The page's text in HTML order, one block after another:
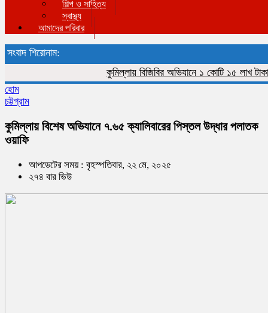
শিল্প ও সাহিত্য
স্বাস্থ্য
আমাদের পরিবার
সংবাদ শিরোনাম:
কুমিল্লায় বিজিবির অভিযানে ১ কোটি ১৫ লাখ টাকার
হোম
চট্টগ্রাম
কুমিল্লায় বিশেষ অভিযানে ৭.৬৫ ক্যালিবারের পিস্তল উদ্ধার পলাতক
ওয়াফি
আপডেটের সময় : বৃহস্পতিবার, ২২ মে, ২০২৫
২৭৪ বার ভিউ